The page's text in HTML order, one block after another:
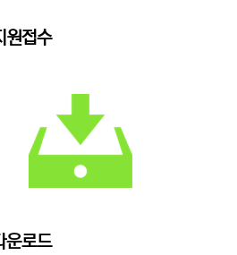
원접수
운로드